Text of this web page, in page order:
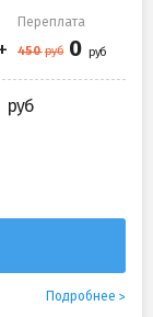
Переплата
Подробнее